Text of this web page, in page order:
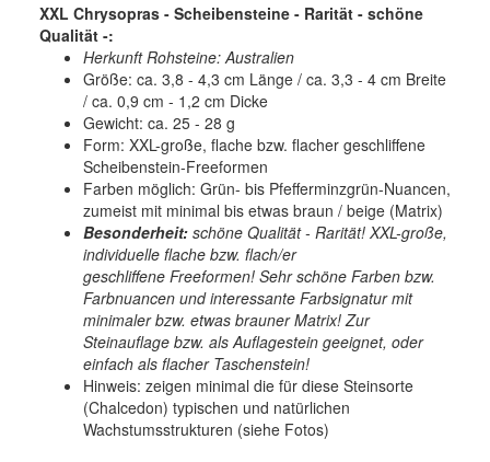
XXL Chrysopras - Scheibensteine - Rarität - schöne
Qualität -:
Herkunft Rohsteine: Australien
Größe: ca. 3,8 - 4,3 cm Länge / ca. 3,3 - 4 cm Breite
/ ca. 0,9 cm - 1,2 cm Dicke
Gewicht: ca. 25 - 28 g
Form: XXL-große, flache bzw. flacher geschliffene
Scheibenstein-Freeformen
Farben möglich: Grün- bis Pfefferminzgrün-Nuancen,
zumeist mit minimal bis etwas braun / beige (Matrix)
Besonderheit: schöne Qualität - Rarität! XXL-große,
individuelle flache bzw. flach/er
geschliffene Freeformen! Sehr schöne Farben bzw.
Farbnuancen und interessante Farbsignatur mit
minimaler bzw. etwas brauner Matrix! Zur
Steinauflage bzw. als Auflagestein geeignet, oder
einfach als flacher Taschenstein!
Hinweis: zeigen minimal die für diese Steinsorte
(Chalcedon) typischen und natürlichen
Wachstumsstrukturen (siehe Fotos)